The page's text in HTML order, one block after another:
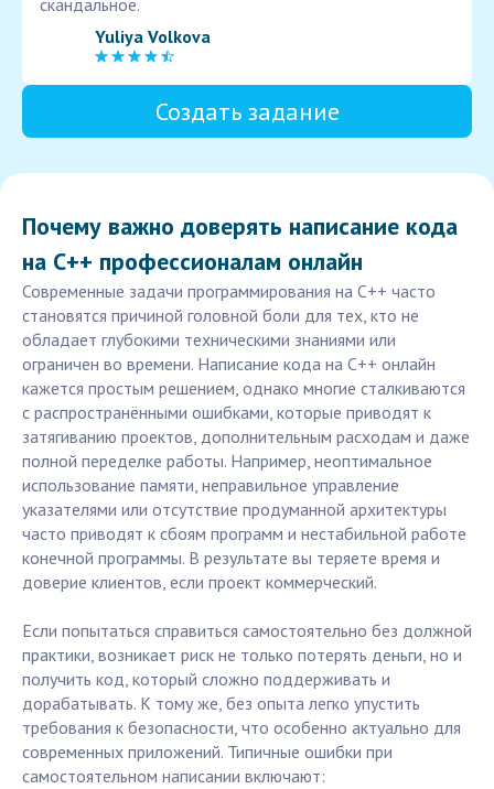
скандальное.
Yuliya Volkova
Создать задание
Почему важно доверять написание кода
на C++ профессионалам онлайн
Современные задачи программирования на C++ часто
становятся причиной головной боли для тех, кто не
обладает глубокими техническими знаниями или
ограничен во времени. Написание кода на C++ онлайн
кажется простым решением, однако многие сталкиваются
с распространёнными ошибками, которые приводят к
затягиванию проектов, дополнительным расходам и даже
полной переделке работы. Например, неоптимальное
использование памяти, неправильное управление
указателями или отсутствие продуманной архитектуры
часто приводят к сбоям программ и нестабильной работе
конечной программы. В результате вы теряете время и
доверие клиентов, если проект коммерческий.
Если попытаться справиться самостоятельно без должной
практики, возникает риск не только потерять деньги, но и
получить код, который сложно поддерживать и
дорабатывать. К тому же, без опыта легко упустить
требования к безопасности, что особенно актуально для
современных приложений. Типичные ошибки при
самостоятельном написании включают: